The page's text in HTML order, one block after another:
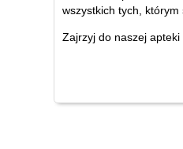
wszystkich tych, którym
Zajrzyj do naszej